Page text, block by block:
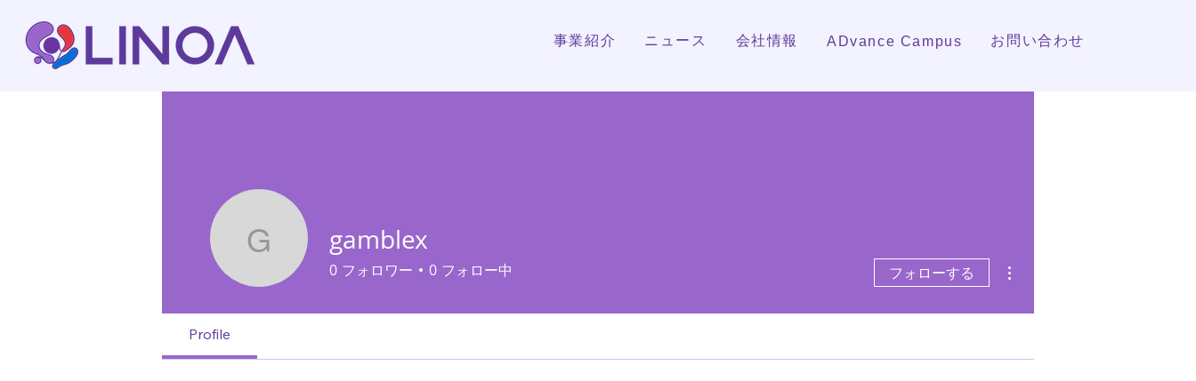
事業紹介 ニュース 会社情報 ADvance Campus お問い合わせ
gamblexgamblex
0 フォロワー 0 フォロー中 フォローする
Profile